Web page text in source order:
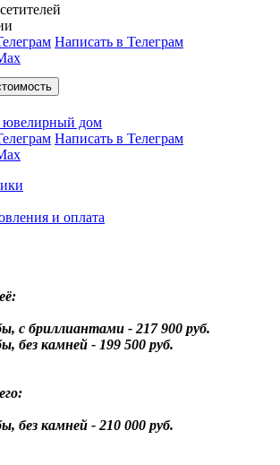
Написать в Телеграм
ювелирный дом
Написать в Телеграм
и оплата
с бриллиантами - 217 900 руб.
без камней - 199 500 руб.
без камней - 210 000 руб.